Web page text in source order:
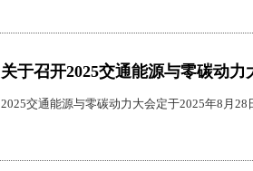
关于召开2025交通能源与零碳动力
2025交通能源与零碳动力大会定于2025年8月